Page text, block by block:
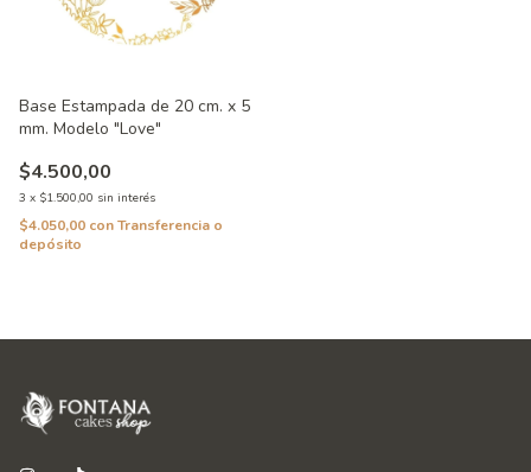
Base Estampada de 20 cm. x 5
mm. Modelo "Love"
$4.500,00
3 x $1.500,00 sin interés
$4.050,00 conTransferencia o
depósito